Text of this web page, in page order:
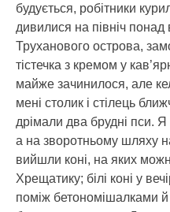
будується, робітники
дивилися на північ
Труханового острова,
тістечка з кремом у
майже зачинилося, але
мені столик і стілець
дрімали два брудні пси.
а на зворотньому шляху
вийшли коні, на яких
Хрещатику; білі коні у
поміж бетономішалками